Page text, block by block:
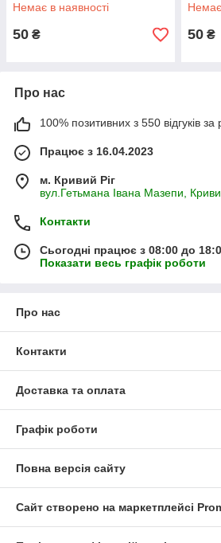
Немає в наявності
50 ₴
Немає
50 ₴
Про нас
100% позитивних з 550 відгуків за
Працює з 16.04.2023
м. Кривий Ріг
вул.Гетьмана Івана Мазепи,
Контакти
Сьогодні працює з 08:00 до
Показати весь графік роботи
Про нас
Контакти
Доставка та оплата
Графік роботи
Повна версія сайту
Сайт створено на маркетплейсі